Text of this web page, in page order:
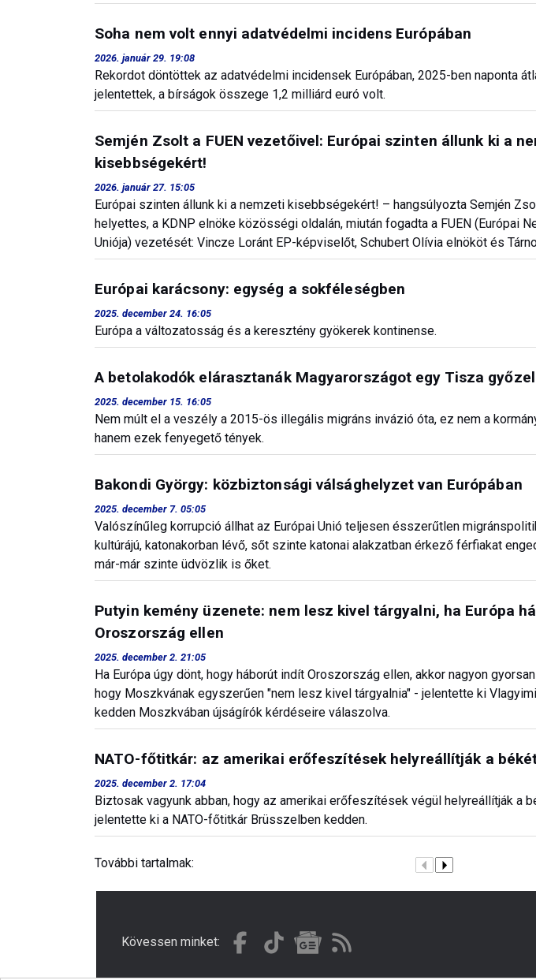
Soha nem volt ennyi adatvédelmi incidens Európában
2026. január 29. 19:08
Rekordot döntöttek az adatvédelmi incidensek Európában, 2025-ben naponta
jelentettek, a bírságok összege 1,2 milliárd euró volt.
Semjén Zsolt a FUEN vezetőivel: Európai szinten állunk ki a
kisebbségekért!
2026. január 27. 15:05
Európai szinten állunk ki a nemzeti kisebbségekért! – hangsúlyozta Semjén
helyettes, a KDNP elnöke közösségi oldalán, miután fogadta a FUEN (Európai
Uniója) vezetését: Vincze Loránt EP-képviselőt, Schubert Olívia elnököt és
Európai karácsony: egység a sokféleségben
2025. december 24. 16:05
Európa a változatosság és a keresztény gyökerek kontinense.
A betolakodók elárasztanák Magyarországot egy Tisza
2025. december 15. 16:05
Nem múlt el a veszély a 2015-ös illegális migráns invázió óta, ez nem a
hanem ezek fenyegető tények.
Bakondi György: közbiztonsági válsághelyzet van Európában
2025. december 7. 05:05
Valószínűleg korrupció állhat az Európai Unió teljesen ésszerűtlen
kultúrájú, katonakorban lévő, sőt szinte katonai alakzatban érkező férfiakat
már-már szinte üdvözlik is őket.
Putyin kemény üzenete: nem lesz kivel tárgyalni, ha Európa
Oroszország ellen
2025. december 2. 21:05
Ha Európa úgy dönt, hogy háborút indít Oroszország ellen, akkor nagyon
hogy Moszkvának egyszerűen "nem lesz kivel tárgyalnia" - jelentette ki
kedden Moszkvában újságírók kérdéseire válaszolva.
NATO-főtitkár: az amerikai erőfeszítések helyreállítják a
2025. december 2. 17:04
Biztosak vagyunk abban, hogy az amerikai erőfeszítések végül helyreállítják a
jelentette ki a NATO-főtitkár Brüsszelben kedden.
További tartalmak:
Kövessen minket: